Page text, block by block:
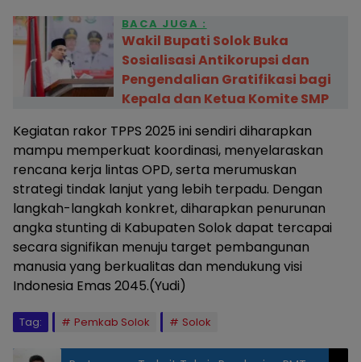
BACA JUGA :
Wakil Bupati Solok Buka
Sosialisasi Antikorupsi dan
Pengendalian Gratifikasi bagi
Kepala dan Ketua Komite SMP
Kegiatan rakor TPPS 2025 ini sendiri diharapkan
mampu memperkuat koordinasi, menyelaraskan
rencana kerja lintas OPD, serta merumuskan
strategi tindak lanjut yang lebih terpadu. Dengan
langkah-langkah konkret, diharapkan penurunan
angka stunting di Kabupaten Solok dapat tercapai
secara signifikan menuju target pembangunan
manusia yang berkualitas dan mendukung visi
Indonesia Emas 2045.(Yudi)
Tag: Pemkab Solok Solok